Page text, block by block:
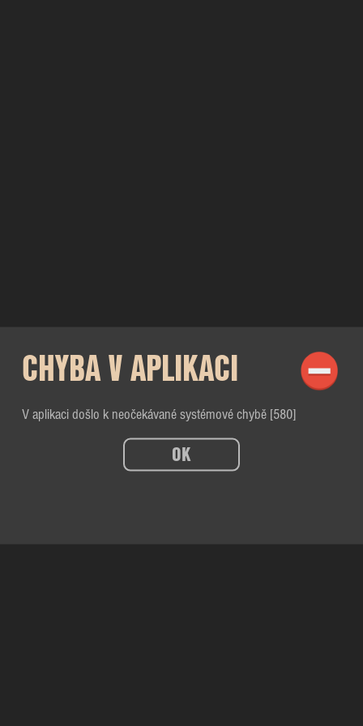
CHYBA V APLIKACI
V aplikaci došlo k neočekávané systémové chybě [580]
OK